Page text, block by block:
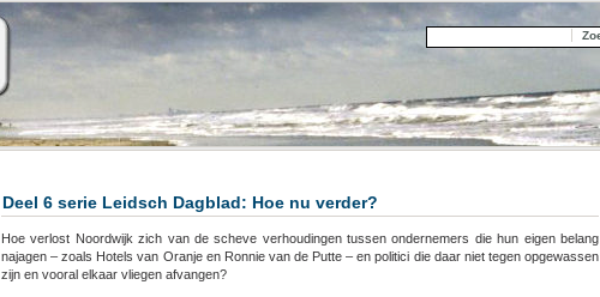
Deel 6 serie Leidsch Dagblad: Hoe nu verder?
Hoe verlost Noordwijk zich van de scheve verhoudingen tussen ondernemers die hun eigen belang
najagen – zoals Hotels van Oranje en Ronnie van de Putte – en politici die daar niet tegen opgewassen
zijn en vooral elkaar vliegen afvangen?